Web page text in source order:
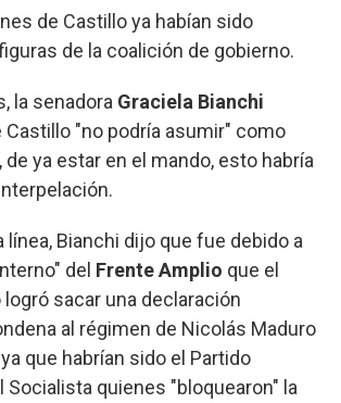
de Castillo ya habían sido
de la coalición de gobierno.
la senadora Graciela Bianchi
"no podría asumir" como
ya estar en el mando, esto habría
línea, Bianchi dijo que fue debido a
del Frente Amplio que el
sacar una declaración
al régimen de Nicolás Maduro
ya que habrían sido el Partido
Socialista quienes "bloquearon" la